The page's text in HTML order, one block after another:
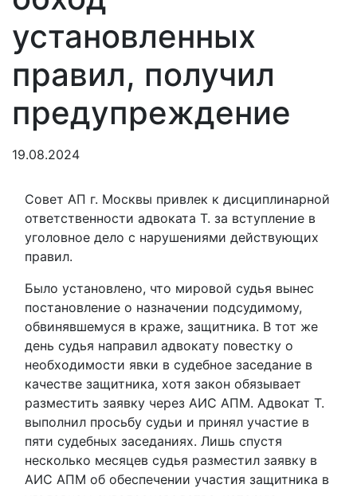
установленных
правил, получил
предупреждение
19.08.2024
Совет АП г. Москвы привлек к дисциплинарной
ответственности адвоката Т. за вступление в
уголовное дело с нарушениями действующих
правил.
Было установлено, что мировой судья вынес
постановление о назначении подсудимому,
обвинявшемуся в краже, защитника. В тот же
день судья направил адвокату повестку о
необходимости явки в судебное заседание в
качестве защитника, хотя закон обязывает
разместить заявку через АИС АПМ. Адвокат Т.
выполнил просьбу судьи и принял участие в
пяти судебных заседаниях. Лишь спустя
несколько месяцев судья разместил заявку в
АИС АПМ об обеспечении участия защитника в